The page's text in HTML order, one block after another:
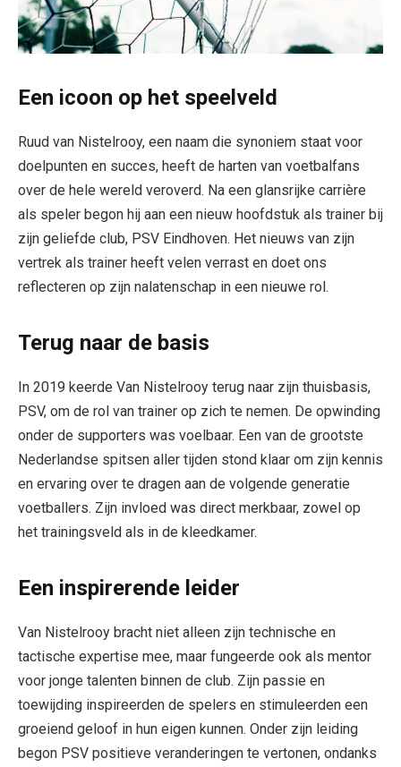
Een icoon op het speelveld
Ruud van Nistelrooy, een naam die synoniem staat voor
doelpunten en succes, heeft de harten van voetbalfans
over de hele wereld veroverd. Na een glansrijke carrière
als speler begon hij aan een nieuw hoofdstuk als trainer bij
zijn geliefde club, PSV Eindhoven. Het nieuws van zijn
vertrek als trainer heeft velen verrast en doet ons
reflecteren op zijn nalatenschap in een nieuwe rol.
Terug naar de basis
In 2019 keerde Van Nistelrooy terug naar zijn thuisbasis,
PSV, om de rol van trainer op zich te nemen. De opwinding
onder de supporters was voelbaar. Een van de grootste
Nederlandse spitsen aller tijden stond klaar om zijn kennis
en ervaring over te dragen aan de volgende generatie
voetballers. Zijn invloed was direct merkbaar, zowel op
het trainingsveld als in de kleedkamer.
Een inspirerende leider
Van Nistelrooy bracht niet alleen zijn technische en
tactische expertise mee, maar fungeerde ook als mentor
voor jonge talenten binnen de club. Zijn passie en
toewijding inspireerden de spelers en stimuleerden een
groeiend geloof in hun eigen kunnen. Onder zijn leiding
begon PSV positieve veranderingen te vertonen, ondanks